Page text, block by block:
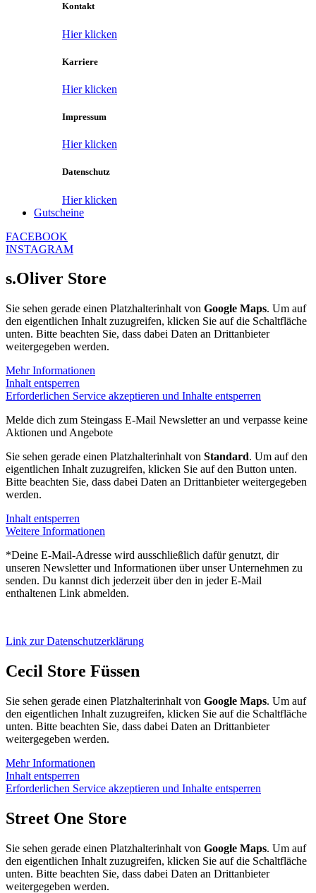
Kontakt
Hier klicken
Karriere
Hier klicken
Impressum
Hier klicken
Datenschutz
Hier klicken
Gutscheine
FACEBOOK
INSTAGRAM
s.Oliver Store
Sie sehen gerade einen Platzhalterinhalt von Google Maps. Um auf
den eigentlichen Inhalt zuzugreifen, klicken Sie auf die Schaltfläche
unten. Bitte beachten Sie, dass dabei Daten an Drittanbieter
weitergegeben werden.
Mehr Informationen
Inhalt entsperren
Erforderlichen Service akzeptieren und Inhalte entsperren
Melde dich zum Steingass E-Mail Newsletter an und verpasse keine
Aktionen und Angebote
Sie sehen gerade einen Platzhalterinhalt von Standard. Um auf den
eigentlichen Inhalt zuzugreifen, klicken Sie auf den Button unten.
Bitte beachten Sie, dass dabei Daten an Drittanbieter weitergegeben
werden.
Inhalt entsperren
Weitere Informationen
*Deine E-Mail-Adresse wird ausschließlich dafür genutzt, dir
unseren Newsletter und Informationen über unser Unternehmen zu
senden. Du kannst dich jederzeit über den in jeder E-Mail
enthaltenen Link abmelden.
Link zur Datenschutzerklärung
Cecil Store Füssen
Sie sehen gerade einen Platzhalterinhalt von Google Maps. Um auf
den eigentlichen Inhalt zuzugreifen, klicken Sie auf die Schaltfläche
unten. Bitte beachten Sie, dass dabei Daten an Drittanbieter
weitergegeben werden.
Mehr Informationen
Inhalt entsperren
Erforderlichen Service akzeptieren und Inhalte entsperren
Street One Store
Sie sehen gerade einen Platzhalterinhalt von Google Maps. Um auf
den eigentlichen Inhalt zuzugreifen, klicken Sie auf die Schaltfläche
unten. Bitte beachten Sie, dass dabei Daten an Drittanbieter
weitergegeben werden.